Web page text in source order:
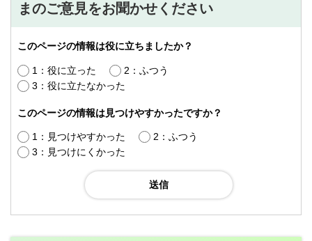
まのご意見をお聞かせください
このページの情報は役に立ちましたか？
1：役に立った
2：ふつう
3：役に立たなかった
このページの情報は見つけやすかったですか？
1：見つけやすかった
2：ふつう
3：見つけにくかった